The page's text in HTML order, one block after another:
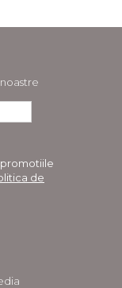
de